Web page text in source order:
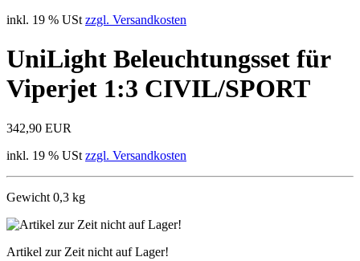
inkl. 19 % USt zzgl. Versandkosten
UniLight Beleuchtungsset für
Viperjet 1:3 CIVIL/SPORT
342,90 EUR
inkl. 19 % USt zzgl. Versandkosten
Gewicht 0,3 kg
Artikel zur Zeit nicht auf Lager!